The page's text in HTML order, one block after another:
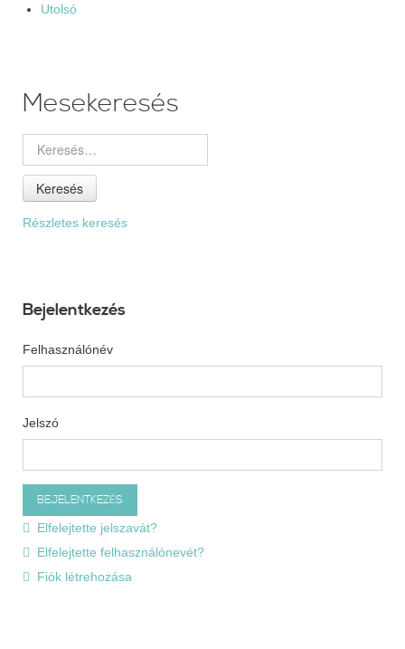
Utolsó
Mesekeresés
Keresés
Részletes keresés
Bejelentkezés
Felhasználónév
Jelszó
Elfelejtette jelszavát?
Elfelejtette felhasználónevét?
Fiók létrehozása